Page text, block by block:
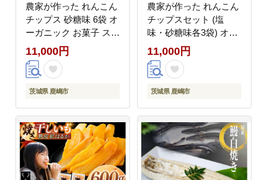
農家が作った れんこん
チップス 砂糖味 6袋 オ
ーガニック お菓子 スナ
ック おやつ 子供 家族
れんこん レンコン 蓮根
自然派 野菜チップス
発送】
11,000円
茨城県 鹿嶋市
農家が作った れんこん
チップスセット (塩
味・砂糖味各3袋) オー
ガニック お菓子 スナッ
ク おやつ 子供 家族 れ
んこん レンコン 蓮根
【2026年10月より順次
発送】
11,000円
茨城県 鹿嶋市